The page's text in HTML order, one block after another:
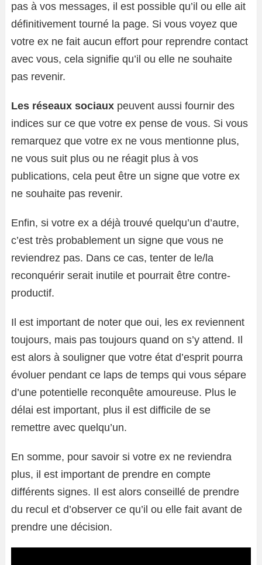
pas à vos messages, il est possible qu’il ou elle ait
définitivement tourné la page. Si vous voyez que
votre ex ne fait aucun effort pour reprendre contact
avec vous, cela signifie qu’il ou elle ne souhaite
pas revenir.
Les réseaux sociaux peuvent aussi fournir des
indices sur ce que votre ex pense de vous. Si vous
remarquez que votre ex ne vous mentionne plus,
ne vous suit plus ou ne réagit plus à vos
publications, cela peut être un signe que votre ex
ne souhaite pas revenir.
Enfin, si votre ex a déjà trouvé quelqu’un d’autre,
c’est très probablement un signe que vous ne
reviendrez pas. Dans ce cas, tenter de le/la
reconquérir serait inutile et pourrait être contre-
productif.
Il est important de noter que oui, les ex reviennent
toujours, mais pas toujours quand on s’y attend. Il
est alors à souligner que votre état d’esprit pourra
évoluer pendant ce laps de temps qui vous sépare
d’une potentielle reconquête amoureuse. Plus le
délai est important, plus il est difficile de se
remettre avec quelqu’un.
En somme, pour savoir si votre ex ne reviendra
plus, il est important de prendre en compte
différents signes. Il est alors conseillé de prendre
du recul et d’observer ce qu’il ou elle fait avant de
prendre une décision.